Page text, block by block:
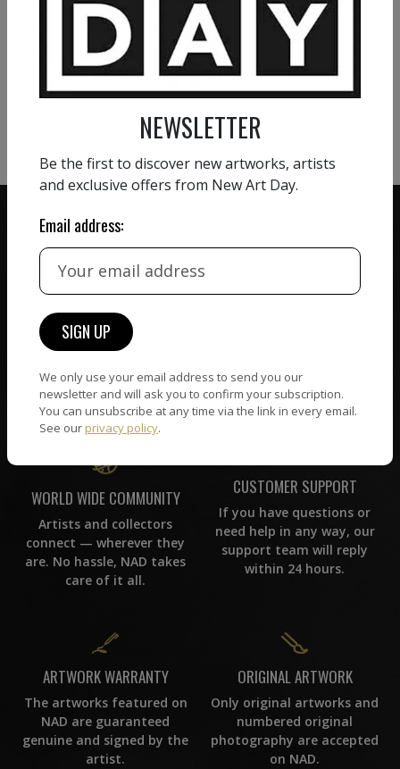
VIEW MORE PAINTING
VIEW MORE PHOTOGRAPHY
VIEW MORE SCULPTURE
ZERO COMMISSION
We believe in artists
receiving the full value of
their work. We take ZERO
commission on sales.
picked by our curation
team, for highest quality.
WORLD WIDE COMMUNITY
Artists and collectors
connect — wherever they
are. No hassle, NAD takes
care of it all.
CUSTOMER SUPPORT
If you have questions or
need help in any way, our
support team will reply
within 24 hours.
ARTWORK WARRANTY
The artworks featured on
NAD are guaranteed
genuine and signed by the
artist.
ORIGINAL ARTWORK
Only original artworks and
numbered original
photography are accepted
on NAD.
NEWSLETTER
Be the first to discover new artworks, artists
and exclusive offers from New Art Day.
Email address:
We only use your email address to send you our
newsletter and will ask you to confirm your subscription.
You can unsubscribe at any time via the link in every email.
See our privacy policy.